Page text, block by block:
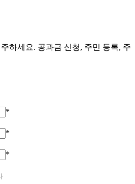
하세요. 공과금 신청, 주민 등록, 주
*
*
*